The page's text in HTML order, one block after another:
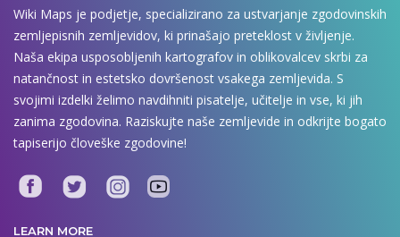
Wiki Maps je podjetje, specializirano za ustvarjanje zgodovinskih
zemljepisnih zemljevidov, ki prinašajo preteklost v življenje.
Naša ekipa usposobljenih kartografov in oblikovalcev skrbi za
natančnost in estetsko dovršenost vsakega zemljevida. S
svojimi izdelki želimo navdihniti pisatelje, učitelje in vse, ki jih
zanima zgodovina. Raziskujte naše zemljevide in odkrijte bogato
tapiserijo človeške zgodovine!
LEARN MORE